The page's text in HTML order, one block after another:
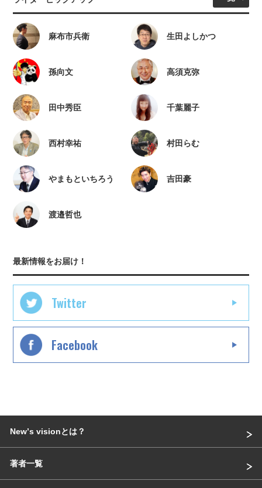
麻布市兵衛 生田よしかつ
孫向文 高須克弥
田中秀臣 千葉麗子
西村幸祐 村田らむ
やまもといちろう 吉田豪
渡邉哲也
最新情報をお届け！
Twitter
Facebook
Newʼs visionとは？
著者一覧